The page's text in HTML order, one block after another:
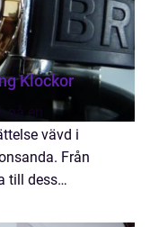
Klockor
på en
vävd i
Från
till dess